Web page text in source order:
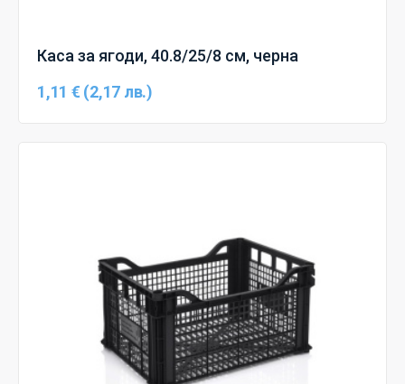
Каса за ягоди, 40.8/25/8 см, черна
1,11 € (2,17 лв.)